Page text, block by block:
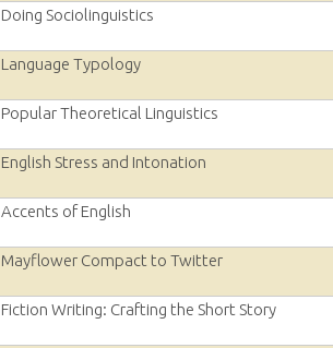
Doing Sociolinguistics
Language Typology
Popular Theoretical Linguistics
English Stress and Intonation
Accents of English
Mayflower Compact to Twitter
Fiction Writing: Crafting the Short Story